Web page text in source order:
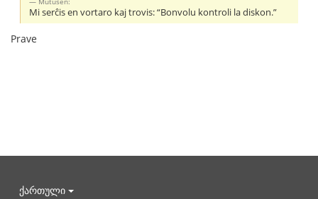
Mi serĉis en vortaro kaj trovis: “Bonvolu kontroli la diskon.”
Prave
ქართული